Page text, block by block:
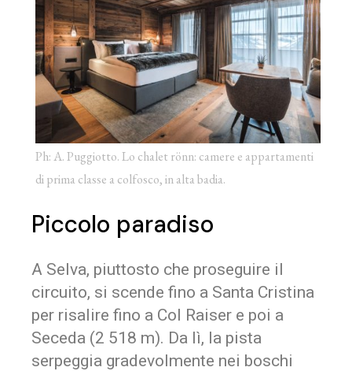
Ph: A. Puggiotto. Lo chalet rönn: camere e appartamenti
di prima classe a colfosco, in alta badia.
Piccolo paradiso
A Selva, piuttosto che proseguire il
circuito, si scende fino a Santa Cristina
per risalire fino a Col Raiser e poi a
Seceda (2 518 m). Da lì, la pista
serpeggia gradevolmente nei boschi